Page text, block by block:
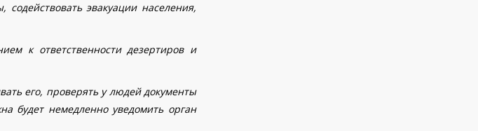
эвакуации населения,
к ответственности дезертиров и
его, проверять у людей документы
будет немедленно уведомить орган